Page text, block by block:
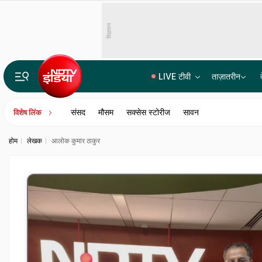
विज्ञापन
LIVE टीवी ताज़ातरीन
विशेष लिंक संसद मौसम सक्सेस स्टोरीज सावन
होम लेखक आलोक कुमार ठाकुर